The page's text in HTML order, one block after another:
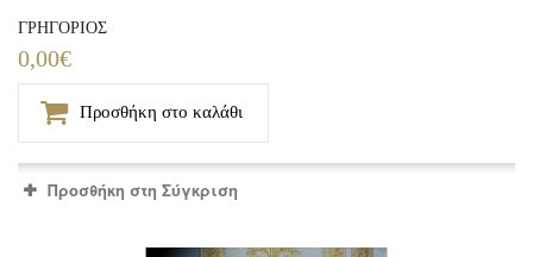
ΓΡΗΓΟΡΙΟΣ
0,00€
Προσθήκη στο καλάθι
Προσθήκη στη Σύγκριση